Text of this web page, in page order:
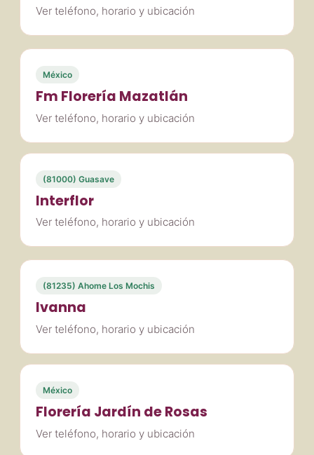
Ver teléfono, horario y ubicación
México
Fm Florería Mazatlán
Ver teléfono, horario y ubicación
(81000) Guasave
Interflor
Ver teléfono, horario y ubicación
(81235) Ahome Los Mochis
Ivanna
Ver teléfono, horario y ubicación
México
Florería Jardín de Rosas
Ver teléfono, horario y ubicación